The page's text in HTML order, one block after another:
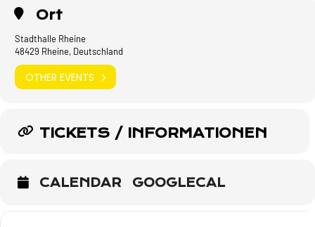
Ort
Stadthalle Rheine
48429 Rheine, Deutschland
OTHER EVENTS
TICKETS / INFORMATIONEN
CALENDAR GOOGLECAL